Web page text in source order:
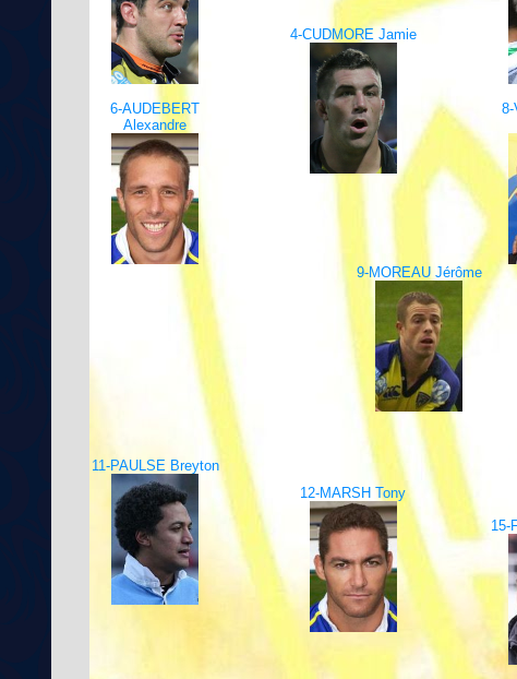
4-CUDMORE Jamie
6-AUDEBERT
Alexandre
8-
9-MOREAU Jérôme
11-PAULSE Breyton
12-MARSH Tony
15-